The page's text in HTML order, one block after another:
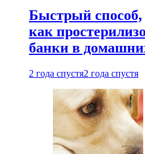
Быстрый способ,
как
банки в
2 года спустя2 года спустя